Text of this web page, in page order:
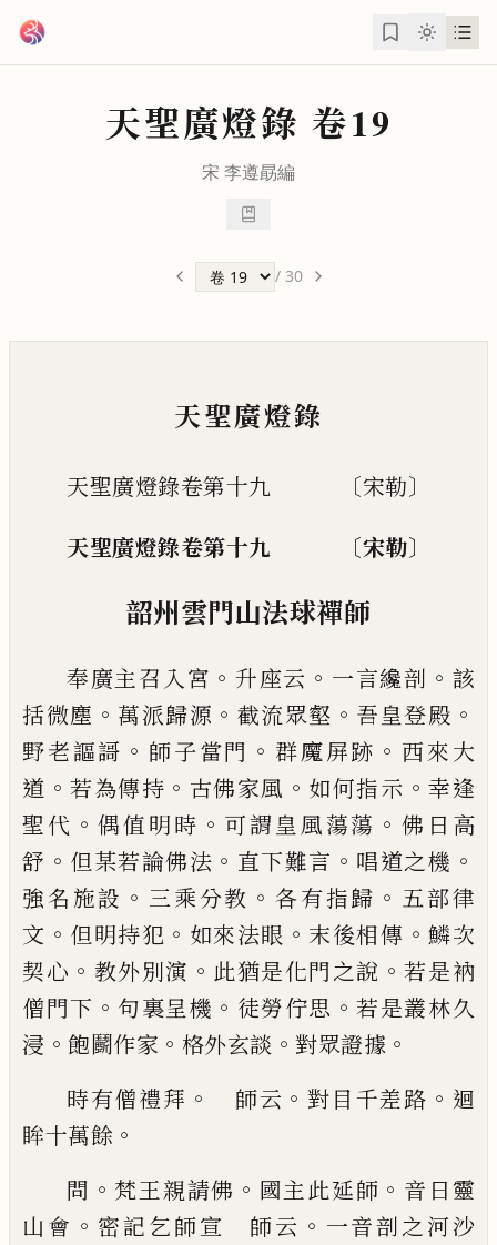
天聖廣燈錄 卷19
宋 李遵勗編
/ 30
天聖廣燈錄
天聖廣燈錄卷第十九 〔宋勒〕
天聖廣燈錄卷第十九 〔宋勒〕
韶州雲門山法球禪師
奉廣主召入宮 。升座云 。 一言纔剖 。 該
括微塵 。 萬派歸源 。 截流眾壑 。 吾皇登殿 。
野老謳謌 。 師子當門 。 群魔屏跡 。 西來大
道 。若為傳持 。 古佛家風 。 如何指示 。幸逢
聖代 。偶值明時 。 可謂皇風蕩蕩 。 佛日高
舒 。 但某若論佛法 。 直下難言 。 唱道之機 。
強名 施設 。 三乘分教 。 各有指歸 。 五部律
文 。 但明持犯 。 如來法眼 。 末後相傳 。鱗次
契心 。 教外別演 。 此猶是化門之說 。若是衲
僧門下 。 句裏呈機 。 徒勞佇思 。若是叢林久
浸 。 飽鬬作家 。 格外玄談 。 對眾證據 。
時有僧禮拜 。 師云 。對目千差路 。 迴
眸十萬餘 。
問 。 梵王親請佛 。 國主此延師 。 音日靈
山會 。 密記乞師宣 師云 。 一音剖之河沙